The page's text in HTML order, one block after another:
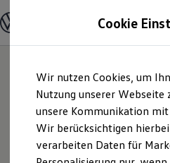
Hauptinhalt
springen
Footer
springen
Modelle und Konfigurator
Konfigurator
Modelle vergleichen
Elektroautos
ENERGY
Nutzfahrzeuge
SUV und CUV
Familienautos
Kombis
Kompaktwagen
Motor-
Cookie
Wir nutzen Cookies, um
Nutzung unserer Webseite
unsere Kommunikation
Wir berücksichtigen
verarbeiten Daten für